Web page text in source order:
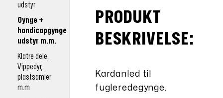
udstyr
Gynge +
handicapgynge
udstyr m.m.
Klatre dele,
Vippedyr,
plastsamler
m.m
PRODUKT
BESKRIVELSE:
Kardanled til
fugleredegynge.